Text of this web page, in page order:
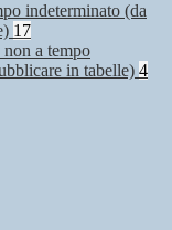
indeterminato (da
17
a tempo
in tabelle) 4